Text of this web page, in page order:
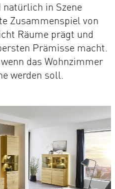
in Szene
Zusammenspiel von
Räume prägt und
Prämisse macht.
das Wohnzimmer
werden soll.